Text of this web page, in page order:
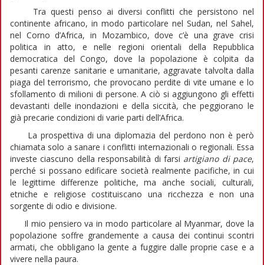
Tra questi penso ai diversi conflitti che persistono nel
continente africano, in modo particolare nel Sudan, nel Sahel,
nel Corno d’Africa, in Mozambico, dove c’è una grave crisi
politica in atto, e nelle regioni orientali della Repubblica
democratica del Congo, dove la popolazione è colpita da
pesanti carenze sanitarie e umanitarie, aggravate talvolta dalla
piaga del terrorismo, che provocano perdite di vite umane e lo
sfollamento di milioni di persone. A ciò si aggiungono gli effetti
devastanti delle inondazioni e della siccità, che peggiorano le
già precarie condizioni di varie parti dell’Africa.
La prospettiva di una diplomazia del perdono non è però
chiamata solo a sanare i conflitti internazionali o regionali. Essa
investe ciascuno della responsabilità di farsi artigiano di pace,
perché si possano edificare società realmente pacifiche, in cui
le legittime differenze politiche, ma anche sociali, culturali,
etniche e religiose costituiscano una ricchezza e non una
sorgente di odio e divisione.
Il mio pensiero va in modo particolare al Myanmar, dove la
popolazione soffre grandemente a causa dei continui scontri
armati, che obbligano la gente a fuggire dalle proprie case e a
vivere nella paura.